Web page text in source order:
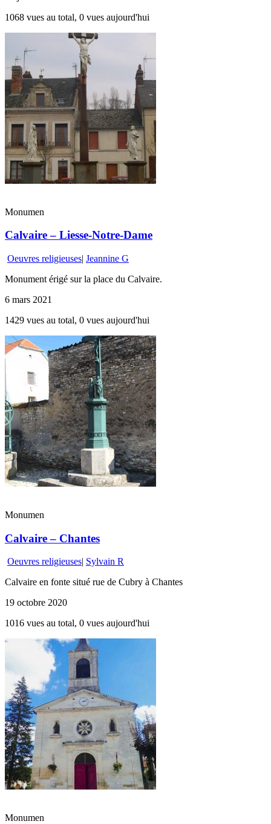
1068 vues au total, 0 vues aujourd'hui
Monumen
Calvaire – Liesse-Notre-Dame
Oeuvres religieuses| Jeannine G
Monument érigé sur la place du Calvaire.
6 mars 2021
1429 vues au total, 0 vues aujourd'hui
Monumen
Calvaire – Chantes
Oeuvres religieuses| Sylvain R
Calvaire en fonte situé rue de Cubry à Chantes
19 octobre 2020
1016 vues au total, 0 vues aujourd'hui
Monumen